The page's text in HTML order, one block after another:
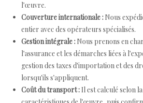
l'œuvre.
Couverture internationale : Nous
entier avec des opérateurs spécialisés.
Gestion intégrale : Nous prenons en
l'assurance et les démarches liées à
gestion des taxes d'importation et des
lorsqu'ils s'appliquent.
Coût du transport : Il est calculé selon